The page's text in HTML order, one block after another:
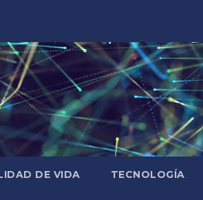
DE VIDA TECNOLOGÍA